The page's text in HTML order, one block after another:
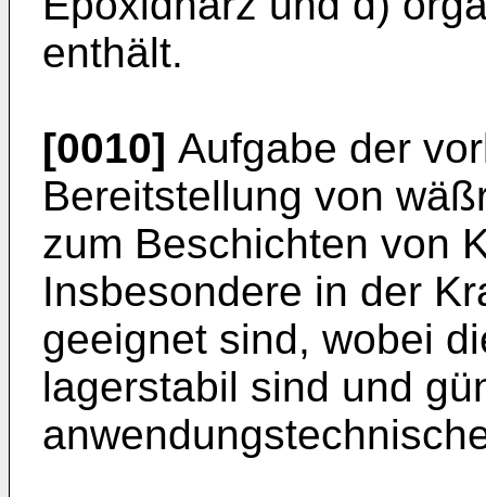
enthält.
[0010] Aufgabe der
Bereitstellung von
zum Beschichten von
Insbesondere in der
geeignet sind, wobei
lagerstabil sind und